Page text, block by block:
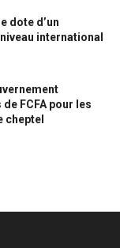
dote d’un
international
FCFA pour les
cheptel